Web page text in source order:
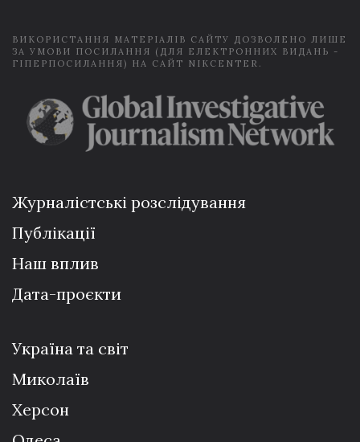
ВИКОРИСТАННЯ МАТЕРІАЛІВ САЙТУ ДОЗВОЛЕНО ЛИШЕ
ЗА УМОВИ ПОСИЛАННЯ (ДЛЯ ЕЛЕКТРОННИХ ВИДАНЬ -
ГІПЕРПОСИЛАННЯ) НА САЙТ NIKCENTER.
Журналістські розслідування
Публікації
Наш вплив
Дата-проєкти
Україна та світ
Миколаїв
Херсон